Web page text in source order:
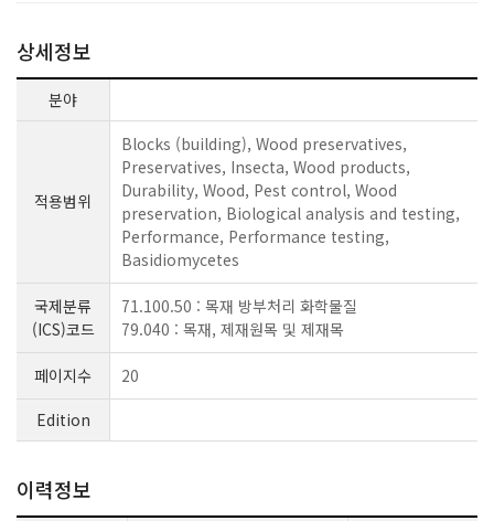
상세정보
분야
적용범위
Blocks (building), Wood preservatives,
Preservatives, Insecta, Wood products,
Durability, Wood, Pest control, Wood
preservation, Biological analysis and testing,
Performance, Performance testing,
Basidiomycetes
국제분류
(ICS)코드
71.100.50 : 목재 방부처리 화학물질
79.040 : 목재, 제재원목 및 제재목
페이지수
20
Edition
이력정보